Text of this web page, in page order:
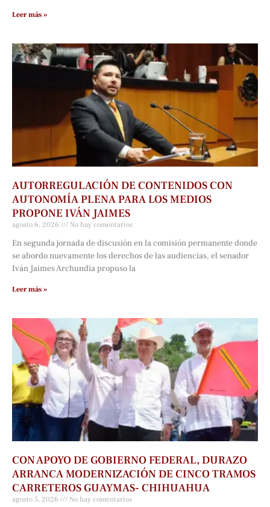
Leer más »
AUTORREGULACIÓN DE CONTENIDOS CON
AUTONOMÍA PLENA PARA LOS MEDIOS
PROPONE IVÁN JAIMES
agosto 6, 2026 No hay comentarios
En segunda jornada de discusión en la comisión permanente donde
se abordo nuevamente los derechos de las audiencias, el senador
Iván Jaimes Archundia propuso la
Leer más »
CON APOYO DE GOBIERNO FEDERAL, DURAZO
ARRANCA MODERNIZACIÓN DE CINCO TRAMOS
CARRETEROS GUAYMAS- CHIHUAHUA
agosto 5, 2026 No hay comentarios